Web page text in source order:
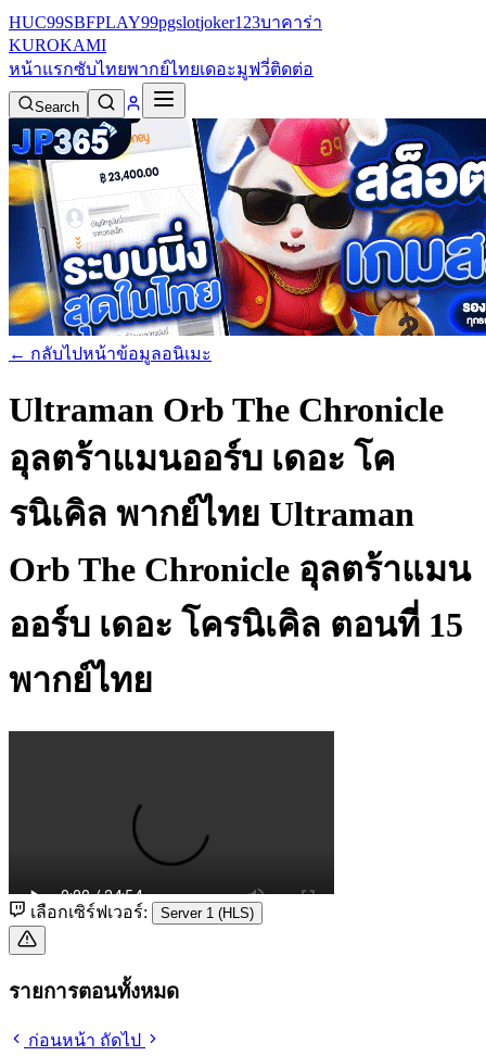
HUC99SBFPLAY99pgslotjoker123บาคาร่า
KUROKAMI
หน้าแรกซับไทยพากย์ไทยเดอะมูฟวี่ติดต่อ
Search
← กลับไปหน้าข้อมูลอนิเมะ
Ultraman Orb The Chronicle
อุลตร้าแมนออร์บ เดอะ โค
รนิเคิล พากย์ไทย Ultraman
Orb The Chronicle อุลตร้าแมน
ออร์บ เดอะ โครนิเคิล ตอนที่ 15
พากย์ไทย
เลือกเซิร์ฟเวอร์: Server 1 (HLS)
รายการตอนทั้งหมด
ก่อนหน้า ถัดไป